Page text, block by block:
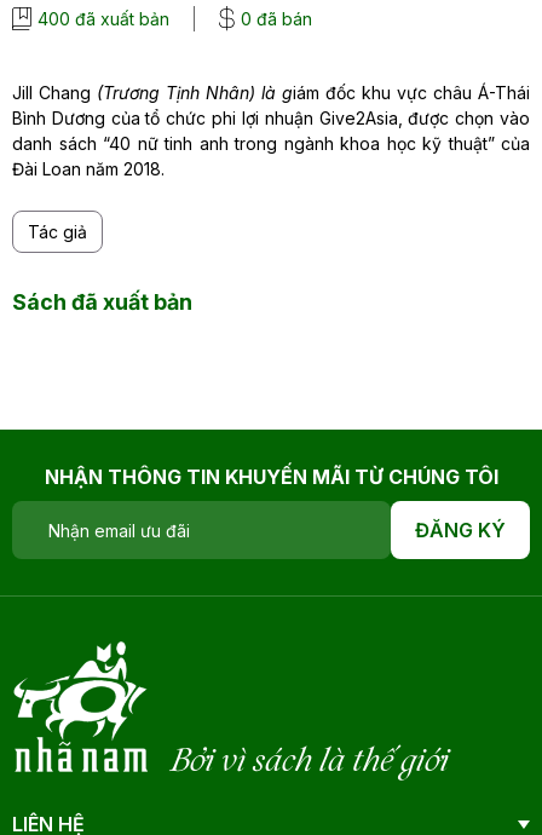
400 đã xuất bản 0 đã bán
Jill Chang (Trương Tịnh Nhân) là giám đốc khu vực châu Á-Thái
Bình Dương của tổ chức phi lợi nhuận Give2Asia, được chọn vào
danh sách “40 nữ tinh anh trong ngành khoa học kỹ thuật” của
Đài Loan năm 2018.
Tác giả
Sách đã xuất bản
NHẬN THÔNG TIN KHUYẾN MÃI TỪ CHÚNG TÔI
ĐĂNG KÝ
Bởi vì sách là thế giới
LIÊN HỆ